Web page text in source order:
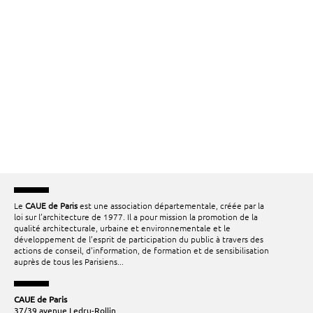
Le CAUE de Parisest une association départementale, créée par la
loi sur l’architecture de 1977. Il a pour mission la promotion de la
qualité architecturale, urbaine et environnementale et le
développement de l’esprit de participation du public à travers des
actions de conseil, d'information, de formation et de sensibilisation
auprès de tous les Parisiens...
CAUE de Paris
37/39 avenue Ledru-Rollin